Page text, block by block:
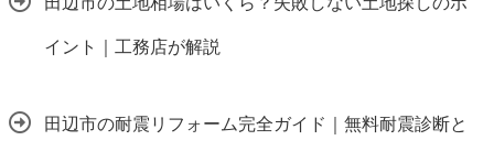
イント｜工務店が解説
田辺市の耐震リフォーム完全ガイド｜無料耐震診断と